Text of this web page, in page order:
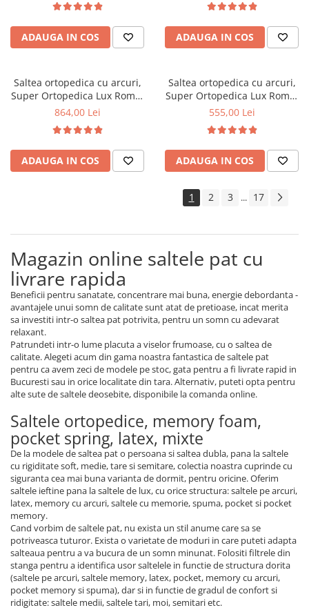
fata vara-iarna, sistem
aerisire cu butoni, Saltex
ADAUGA IN COS
fata vara-iarna, sistem
aerisire cu butoni, Saltex
ADAUGA IN COS
Saltea ortopedica cu arcuri,
Super Ortopedica Lux Roma,
140x200x23cm, fermitate tare,
vara-iarna, sistem aerisire
perimetral, Saltex
864,00 Lei
ADAUGA IN COS
Saltea ortopedica cu arcuri,
Super Ortopedica Lux Roma,
90x200x23cm, fermitate tare,
vara-iarna, sistem aerisire
perimetral, Saltex
555,00 Lei
ADAUGA IN COS
1 2 3 ... 17
Magazin online saltele pat cu
livrare rapida
Beneficii pentru sanatate, concentrare mai buna, energie debordanta -
avantajele unui somn de calitate sunt atat de pretioase, incat merita
sa investiti intr-o saltea pat potrivita, pentru un somn cu adevarat
relaxant.
Patrundeti intr-o lume placuta a viselor frumoase, cu o saltea de
calitate. Alegeti acum din gama noastra fantastica de saltele pat
pentru ca avem zeci de modele pe stoc, gata pentru a fi livrate rapid in
Bucuresti sau in orice localitate din tara. Alternativ, puteti opta pentru
alte sute de saltele deosebite, disponibile la comanda online.
Saltele ortopedice, memory foam,
pocket spring, latex, mixte
De la modele de saltea pat o persoana si saltea dubla, pana la saltele
cu rigiditate soft, medie, tare si semitare, colectia noastra cuprinde cu
siguranta cea mai buna varianta de dormit, pentru oricine. Oferim
saltele ieftine pana la saltele de lux, cu orice structura: saltele pe arcuri,
latex, memory cu arcuri, saltele cu memorie, spuma, pocket si pocket
memory.
Cand vorbim de saltele pat, nu exista un stil anume care sa se
potriveasca tuturor. Exista o varietate de moduri in care puteti adapta
salteaua pentru a va bucura de un somn minunat. Folositi filtrele din
stanga pentru a identifica usor saltelele in functie de structura dorita
(saltele pe arcuri, saltele memory, latex, pocket, memory cu arcuri,
pocket memory si spuma), dar si in functie de gradul de confort si
ridigitate: saltele medii, saltele tari, moi, semitari etc.